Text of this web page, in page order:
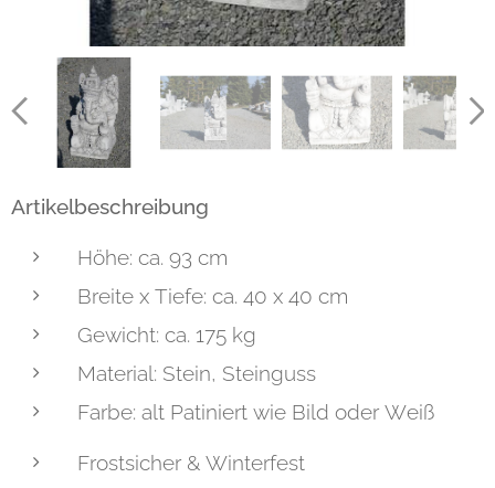
Artikelbeschreibung
Höhe: ca. 93 cm
Breite x Tiefe: ca. 40 x 40 cm
Gewicht: ca. 175 kg
Material: Stein, Steinguss
Farbe: alt Patiniert wie Bild oder Weiß
Frostsicher & Winterfest